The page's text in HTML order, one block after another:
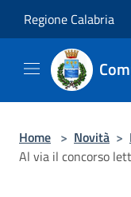
Regione Calabria
Home > Novità >
Al via il concorso